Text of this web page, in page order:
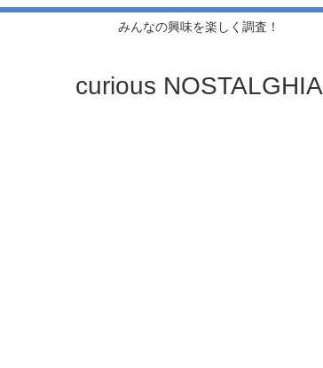
みんなの興味を楽しく調査！
curious NOSTALGHIA